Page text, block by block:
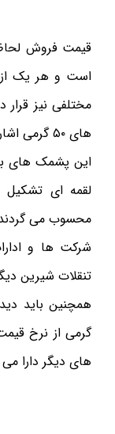
قیمت فروش
است و هر یک از
مختلفی نیز
های ۵۰ گرمی اشاره کرد.
لقمه ای
محسوب می
شرکت ها و
تنقلات شیرین
گرمی از نرخ
های دیگر دارا